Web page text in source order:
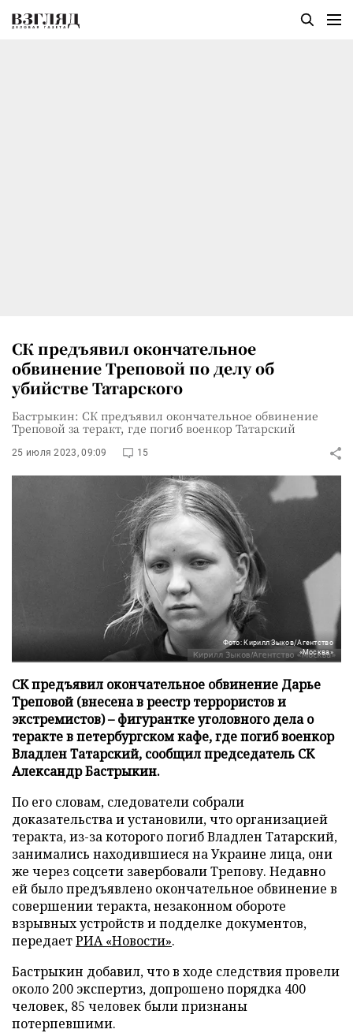
СК предъявил окончательное
обвинение Треповой по делу об
убийстве Татарского
Бастрыкин: СК предъявил окончательное обвинение
Треповой за теракт, где погиб военкор Татарский
25 июля 2023, 09:09 15
Фото: Кирилл Зыков/Агентство
«Москва»
СК предъявил окончательное обвинение Дарье
Треповой (внесена в реестр террористов и
экстремистов) – фигурантке уголовного дела о
теракте в петербургском кафе, где погиб военкор
Владлен Татарский, сообщил председатель СК
Александр Бастрыкин.
По его словам, следователи собрали
доказательства и установили, что организацией
теракта, из-за которого погиб Владлен Татарский,
занимались находившиеся на Украине лица, они
же через соцсети завербовали Трепову. Недавно
ей было предъявлено окончательное обвинение в
совершении теракта, незаконном обороте
взрывных устройств и подделке документов,
передаетРИА «Новости».
Бастрыкин добавил, что в ходе следствия провели
около 200 экспертиз, допрошено порядка 400
человек, 85 человек были признаны
потерпевшими.